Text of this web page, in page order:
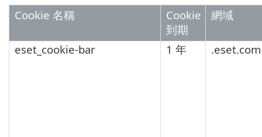
Cookie 名稱
Cookie
到期
網域
eset_cookie-bar 1 年 .eset.com